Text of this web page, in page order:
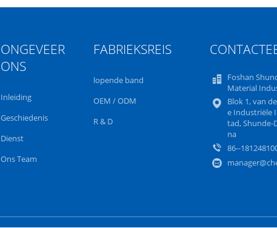
ONGEVEER
ONS
Inleiding
Geschiedenis
Dienst
Ons Team
FABRIEKSREIS
lopende band
OEM / ODM
R & D
Foshan
Material
Blok 1, van
e Industriële
tad, Shunde-
na
86--